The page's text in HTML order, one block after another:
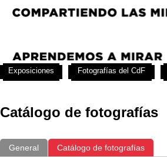
Catálogo de fotografías
General Catálogo de fotografías
Exposiciones Fotografías del CdF